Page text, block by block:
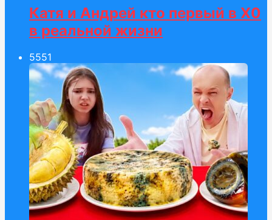
Катя и Андрей кто первый в Х0
в реальной жизни
5551